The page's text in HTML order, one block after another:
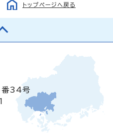
トップページへ戻る
番34号